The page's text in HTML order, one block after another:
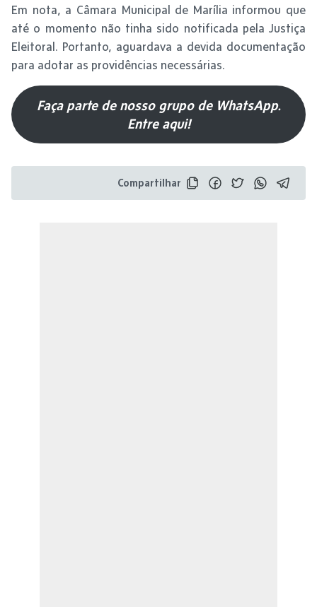
Em nota, a Câmara Municipal de Marília informou que
até o momento não tinha sido notificada pela Justiça
Eleitoral. Portanto, aguardava a devida documentação
para adotar as providências necessárias.
Faça parte de nosso grupo de WhatsApp.
Entre aqui!
Compartilhar